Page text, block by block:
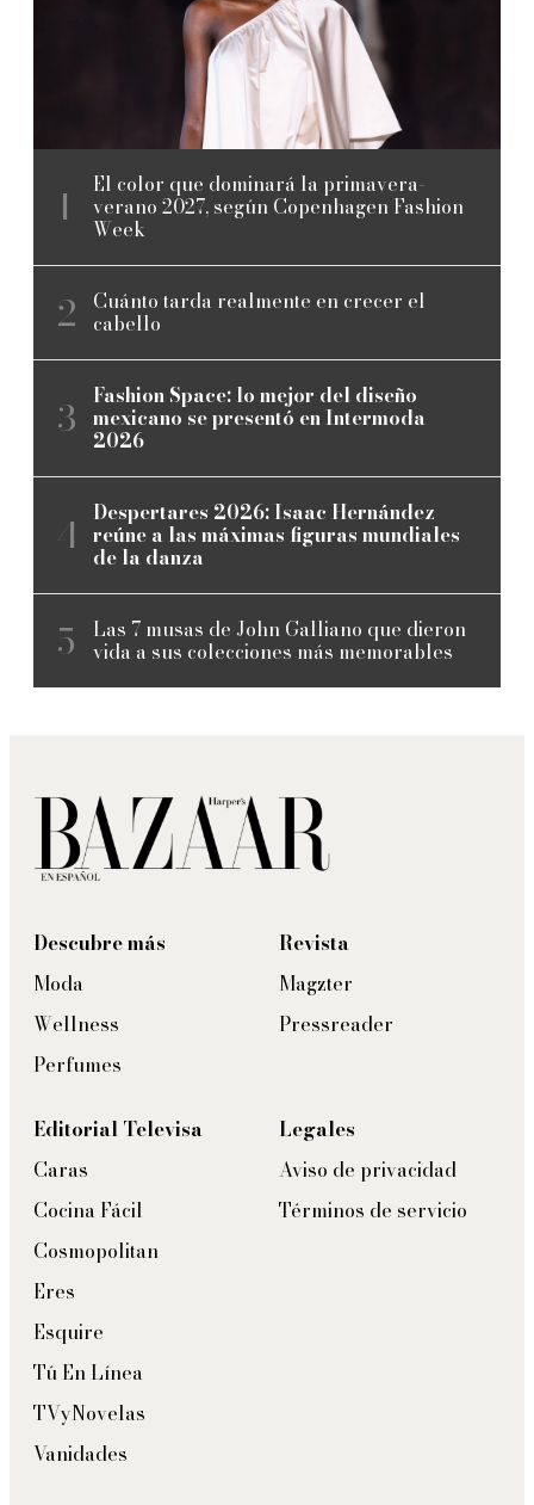
El color que dominará la primavera-
verano 2027, según Copenhagen Fashion
Week
Cuánto tarda realmente en crecer el
cabello
Fashion Space: lo mejor del diseño
mexicano se presentó en Intermoda
2026
Despertares 2026: Isaac Hernández
reúne a las máximas figuras mundiales
de la danza
Las 7 musas de John Galliano que dieron
vida a sus colecciones más memorables
Descubre más
Moda
Wellness
Perfumes
Revista
Magzter
Pressreader
Editorial Televisa
Caras
Cocina Fácil
Cosmopolitan
Eres
Esquire
Tú En Línea
TVyNovelas
Vanidades
Legales
Aviso de privacidad
Términos de servicio